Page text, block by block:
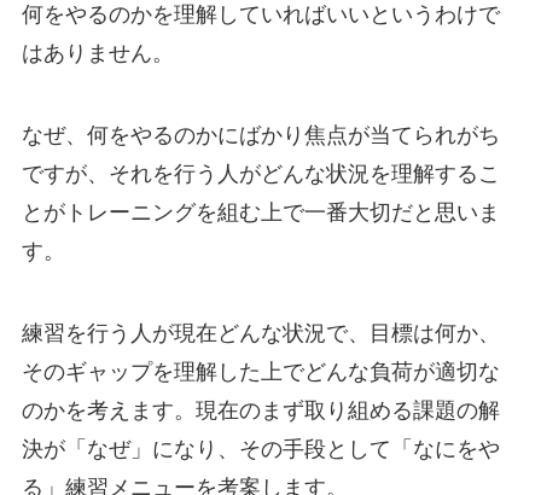
何をやるのかを理解していればいいというわけで
はありません。
なぜ、何をやるのかにばかり焦点が当てられがち
ですが、それを行う人がどんな状況を理解するこ
とがトレーニングを組む上で一番大切だと思いま
す。
練習を行う人が現在どんな状況で、目標は何か、
そのギャップを理解した上でどんな負荷が適切な
のかを考えます。現在のまず取り組める課題の解
決が「なぜ」になり、その手段として「なにをや
る」練習メニューを考案します。